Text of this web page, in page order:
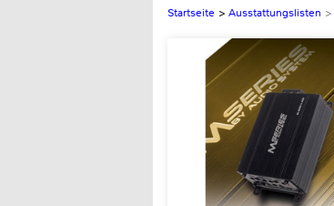
Startseite > Ausstattungslisten >